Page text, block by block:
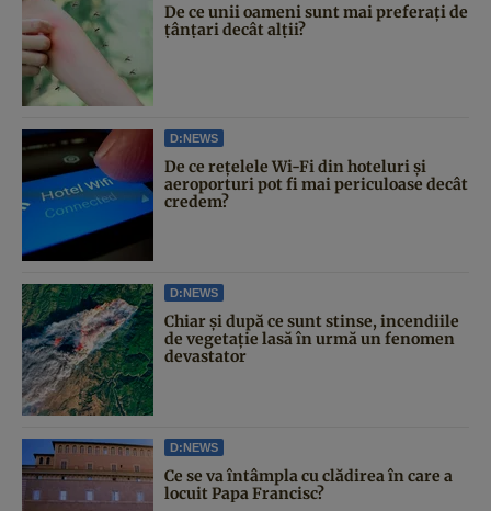
De ce unii oameni sunt mai preferați de
țânțari decât alții?
D:NEWS
De ce rețelele Wi-Fi din hoteluri și
aeroporturi pot fi mai periculoase decât
credem?
D:NEWS
Chiar și după ce sunt stinse, incendiile
de vegetație lasă în urmă un fenomen
devastator
D:NEWS
Ce se va întâmpla cu clădirea în care a
locuit Papa Francisc?